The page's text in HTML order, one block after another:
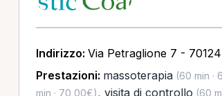
Indirizzo: Via Petraglione 7 -
Prestazioni: massoterapia(60 min ·
min · 70,00€), visita di controllo (60